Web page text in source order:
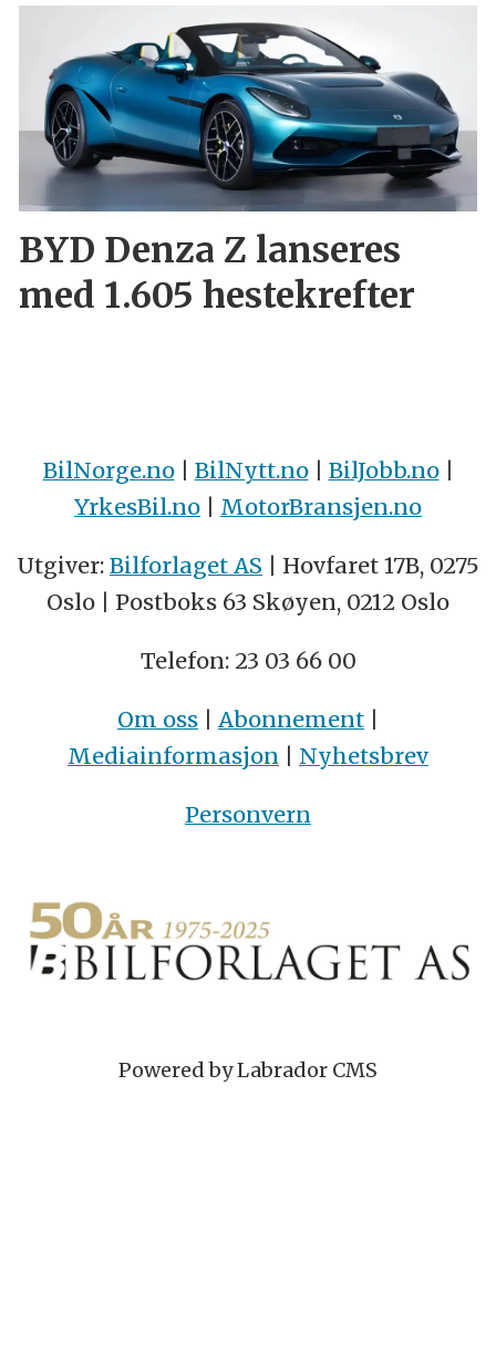
BYD Denza Z lanseres
med 1.605 hestekrefter
BilNorge.no| BilNytt.no| BilJobb.no|
YrkesBil.no | MotorBransjen.no
Utgiver: Bilforlaget AS | Hovfaret 17B, 0275
Oslo | Postboks 63 Skøyen, 0212 Oslo
Telefon: 23 03 66 00
Om oss | Abonnement |
Mediainformasjon | Nyhetsbrev
Personvern
Powered by Labrador CMS